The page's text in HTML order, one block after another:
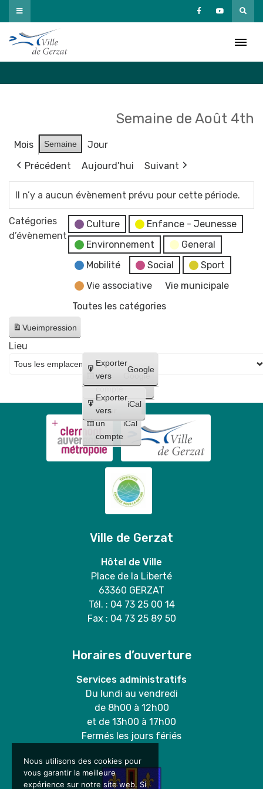
Passer
au
contenu
Semaine de Août 4th
Mois Semaine
Jour
Précédent
Aujourd’hui Suivant
Il n’y a aucun évènement prévu pour cette période.
Catégories
d’évènement
Culture
Enfance - Jeunesse
Environnement
General
Mobilité
Social
Sport
Vie associative
Vie municipale
Toutes les catégories
Vueimpression
Créer
un
compte
Google
Créer
un
compte
iCal
Exporter
vers
Google
Exporter
vers
iCal
Lieu
Ville de Gerzat
Hôtel de Ville
Place de la Liberté
63360 GERZAT
Tél. : 04 73 25 00 14
Fax : 04 73 25 89 50
Horaires d’ouverture
Services administratifs
Du lundi au vendredi
de 8h00 à 12h00
et de 13h00 à 17h00
Fermés les jours fériés
Nous utilisons des cookies pour
vous garantir la meilleure
expérience sur notre site web. Si